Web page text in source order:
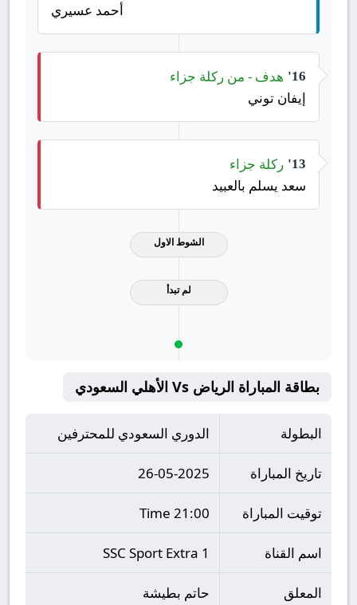
أحمد عسيري
16'
هدف - من ركلة جزاء
إيفان توني
13' ركلة جزاء
سعد يسلم بالعبيد
الشوط الاول
لم تبدأ
بطاقة المباراة الرياض Vs الأهلي السعودي
البطولة الدوري السعودي للمحترفين
تاريخ المباراة 26-05-2025
توقيت المباراة 21:00 Time
اسم القناة SSC Sport Extra 1
المعلق حاتم بطيشة